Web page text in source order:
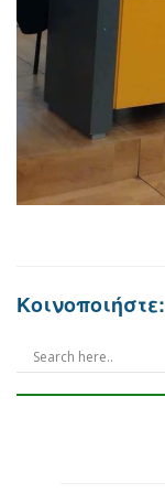
Κοινοποιήστε: